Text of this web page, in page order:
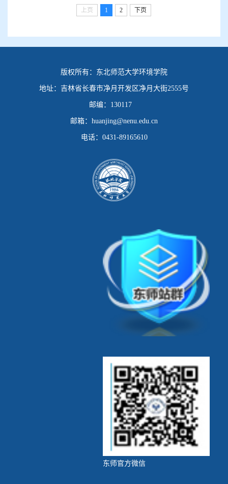
上页 1 2 下页
版权所有： 东北师范大学环境学院
地址： 吉林省长春市净月开发区净月大街2555号
邮编： 130117
邮箱： huanjing@nenu.edu.cn
电话： 0431-89165610
东师官方微信